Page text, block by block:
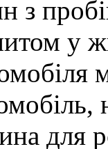
з
у
для